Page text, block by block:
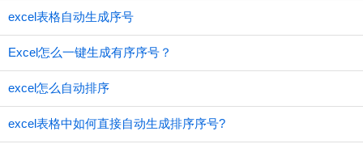
excel表格自动生成序号
Excel怎么一键生成有序序号？
excel怎么自动排序
excel表格中如何直接自动生成排序序号?